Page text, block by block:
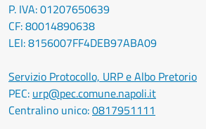
P. IVA: 01207650639
CF: 80014890638
LEI: 8156007FF4DEB97ABA09
Servizio Protocollo, URP e Albo Pretorio
PEC: urp@pec.comune.napoli.it
Centralino unico:0817951111